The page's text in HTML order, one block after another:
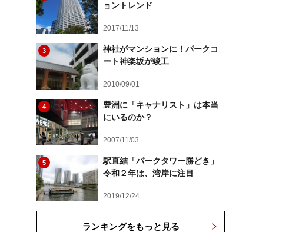
ョントレンド
2017/11/13
3
神社がマンションに！パークコ
ート神楽坂が竣工
2010/09/01
4
豊洲に「キャナリスト」は本当
にいるのか？
2007/11/03
5
駅直結「パークタワー勝どき」
令和２年は、湾岸に注目
2019/12/24
ランキングをもっと見る